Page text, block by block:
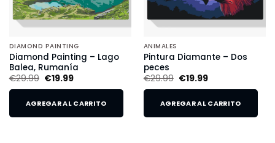
DIAMOND PAINTING
Diamond Painting – Lago
Balea, Rumanía
€29.99 €19.99
AGREGAR AL CARRITO
ANIMALES
Pintura Diamante – Dos
peces
€29.99 €19.99
AGREGAR AL CARRITO